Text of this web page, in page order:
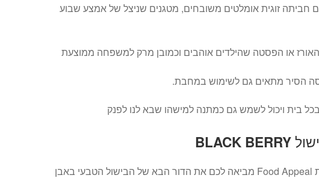
24 מכינים חביתה זוגית אומלטים משובחים, מטגנים שניצל של אמצע שבוע
הסיר מתאים גם לשימוש במחבת.
בית ויכול לשמש גם כמתנה למישהו שבא לנו לפנק
BLACK BERRY
פיתוחה של חברת Food Appeal מביאה לכם את הדור הבא של הבישול הטבעי באבן